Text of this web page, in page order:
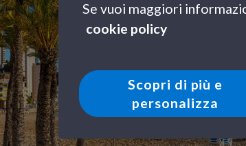
Se vuoi maggiori
cookie policy
Scopri di più e
personalizza